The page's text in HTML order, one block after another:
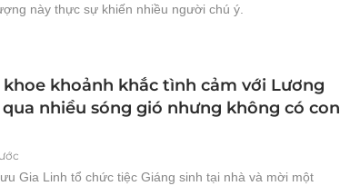
này thực sự khiến nhiều người chú ý.
khoe khoảnh khắc tình cảm với Lương
qua nhiều sóng gió nhưng không có con
Gia Linh tổ chức tiệc Giáng sinh tại nhà và mời một